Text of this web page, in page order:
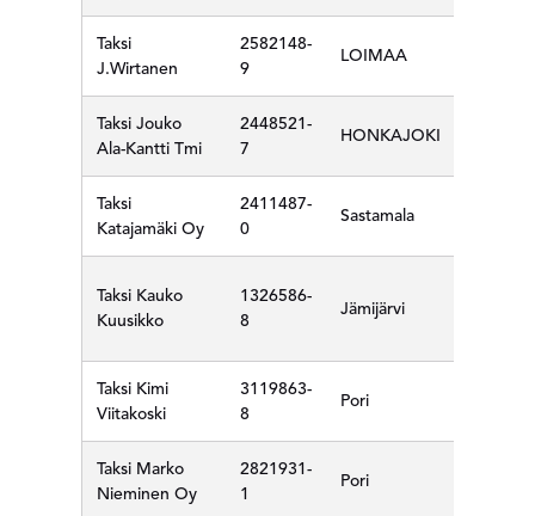
Taksi
J.Wirtanen
2582148-
9
LOIMAA
Taksi Jouko
Ala-Kantti Tmi
2448521-
7
HONKAJOKI
Taksi
Katajamäki Oy
2411487-
0
Sastamala
Taksi Kauko
Kuusikko
1326586-
8
Jämijärvi
Taksi Kimi
Viitakoski
3119863-
8
Pori
Taksi Marko
Nieminen Oy
2821931-
1
Pori